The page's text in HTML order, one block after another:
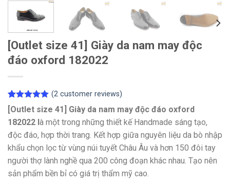
[Outlet size 41] Giày da nam may độc
đáo oxford 182022
Rated5.00
out of 5
based on
2
customer
ratings
(2customer reviews)
[Outlet size 41] Giày da nam may độc đáo oxford
182022 là một trong những thiết kế Handmade sáng tạo,
độc đáo, hợp thời trang. Kết hợp giữa nguyên liệu da bò nhập
khẩu chọn lọc từ vùng núi tuyết Châu Âu và hơn 150 đôi tay
người thợ lành nghề qua 200 công đoạn khác nhau. Tạo nên
sản phẩm bền bỉ có giá trị thẩm mỹ cao.